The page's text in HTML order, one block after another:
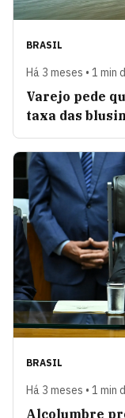
BRASIL
Há 3 meses • 1 min
Varejo pede
taxa das
BRASIL
Há 3 meses • 1 min
Alcolumbre